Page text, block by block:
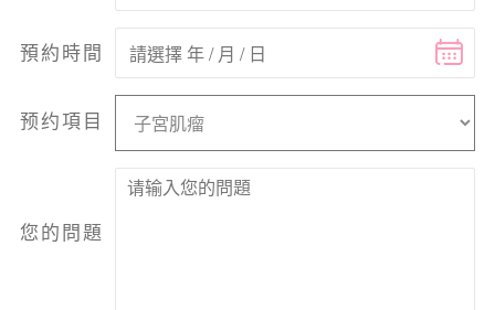
預約時間
预约項目
您的問題